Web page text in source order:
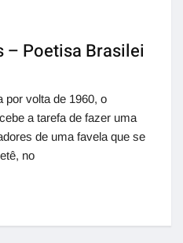
– Poetisa Brasilei
por volta de 1960, o
a tarefa de fazer uma
de uma favela que se
no